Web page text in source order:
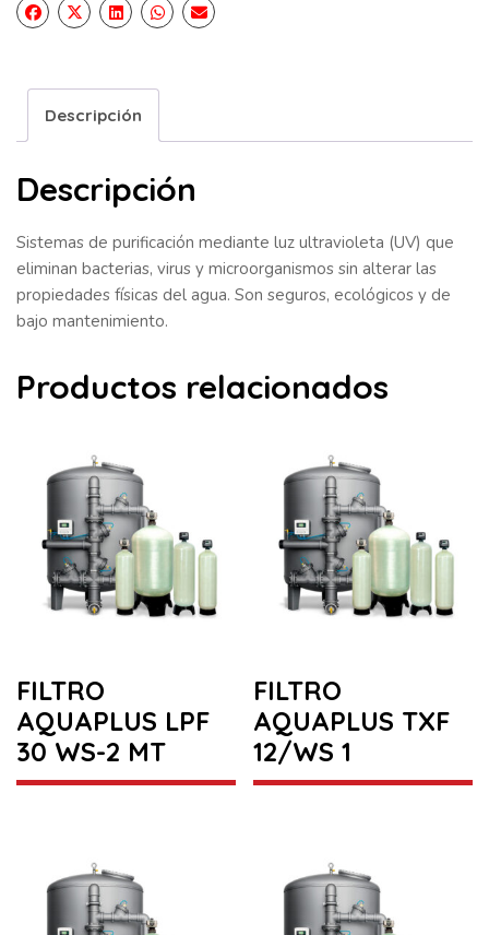
Descripción
Descripción
Sistemas de purificación mediante luz ultravioleta (UV) que
eliminan bacterias, virus y microorganismos sin alterar las
propiedades físicas del agua. Son seguros, ecológicos y de
bajo mantenimiento.
Productos relacionados
FILTRO
AQUAPLUS LPF
30 WS-2 MT
FILTRO
AQUAPLUS TXF
12/WS 1